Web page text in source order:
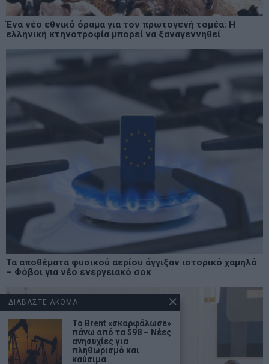
Ένα νέο εθνικό όραμα για τον πρωτογενή τομέα: Η
ελληνική κτηνοτροφία μπορεί να ξαναγεννηθεί
Τα αποθέματα φυσικού αερίου άγγιξαν ιστορικό χαμηλό
– Φόβοι για νέο ενεργειακό σοκ
ΔΙΑΒΑΣΤΕ ΑΚΟΜΑ
Το Brent «σκαρφάλωσε»
πάνω από τα $98 – Νέες
ανησυχίες για
πληθωρισμό και
καύσιμα